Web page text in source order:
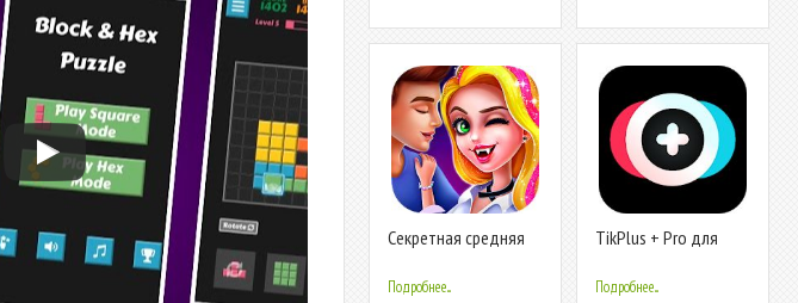
Секретная средняя
история любви
Подробнее...
TikPlus + Pro для
лайков
Подробнее...